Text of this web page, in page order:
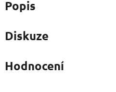
Popis
Diskuze
Hodnocení